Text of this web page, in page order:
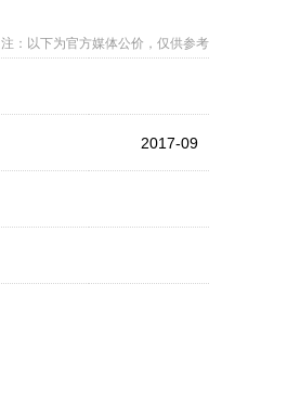
注：以下为官方媒体公价，仅供参考
2017-09